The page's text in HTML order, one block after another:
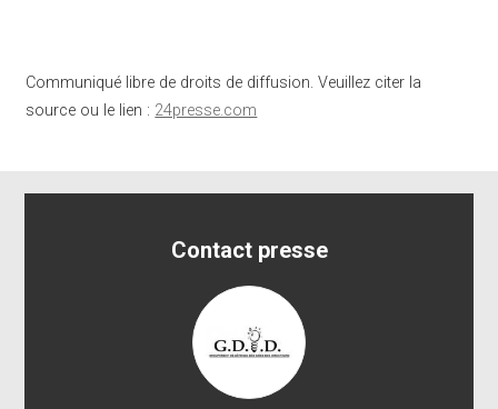
Communiqué libre de droits de diffusion. Veuillez citer la
source ou le lien : 24presse.com
Contact presse